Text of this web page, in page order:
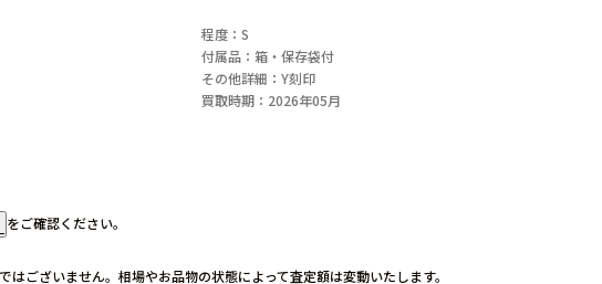
程度：S
付属品：箱・保存袋付
その他詳細：Y刻印
買取時期：2026年05月
をご確認ください。
はございません。相場やお品物の状態によって査定額は変動いたします。